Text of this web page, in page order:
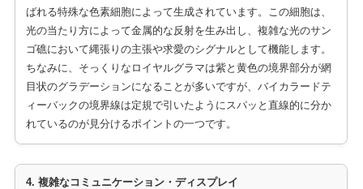
ばれる特殊な色素細胞によって生成されています。この細胞は、
光の当たり方によって金属的な反射を生み出し、複雑な光のサン
ゴ礁において縄張りの主張や求愛のシグナルとして機能します。
ちなみに、そっくりなロイヤルグラマは紫と黄色の境界部分が網
目状のグラデーションになることが多いですが、バイカラードテ
ィーバックの境界線は定規で引いたようにスパッと直線的に分か
れているのが見分けるポイントの一つです。
4. 複雑なコミュニケーション・ディスプレイ